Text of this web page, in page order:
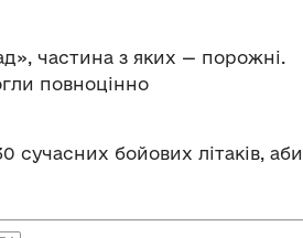
частина з яких — порожні.
повноцінно
сучасних бойових літаків, аби